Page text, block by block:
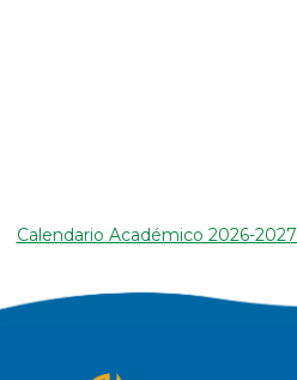
Calendario Académico 2026-2027